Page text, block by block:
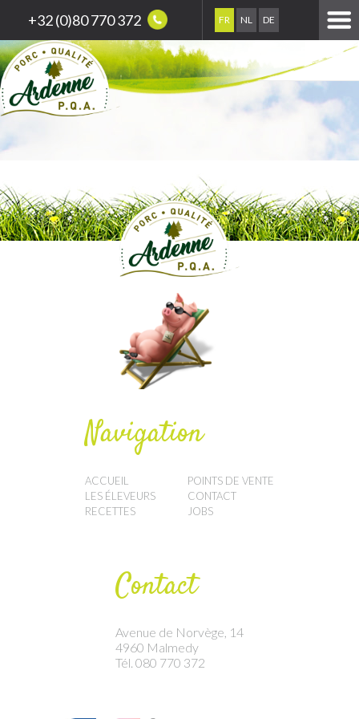
+32 (0)80 770 372 FR NL DE
Navigation
ACCUEIL
LES ÉLEVEURS
RECETTES
POINTS DE VENTE
CONTACT
JOBS
Contact
Avenue de Norvège, 14
4960 Malmedy
Tél. 080 770 372